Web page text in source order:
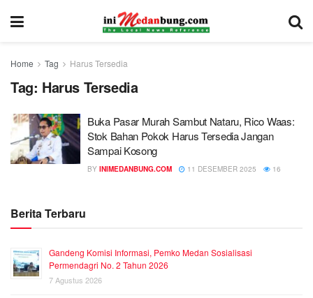
Home Tag Harus Tersedia
Tag: Harus Tersedia
Buka Pasar Murah Sambut Nataru, Rico Waas:
Stok Bahan Pokok Harus Tersedia Jangan
Sampai Kosong
BY INIMEDANBUNG.COM 11 DESEMBER 2025 16
Berita Terbaru
Gandeng Komisi Informasi, Pemko Medan Sosialisasi
Permendagri No. 2 Tahun 2026
7 Agustus 2026